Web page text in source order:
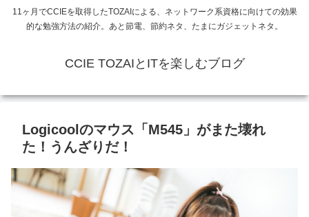
11ヶ月でCCIEを取得したTOZAIによる、ネットワーク系資格に向けての効果
的な勉強方法の紹介。あと節電、節約ネタ、たまにガジェットネタ。
CCIE TOZAIとITを楽しむブログ
Logicoolのマウス「M545」がまた壊れ
た！うんざりだ！